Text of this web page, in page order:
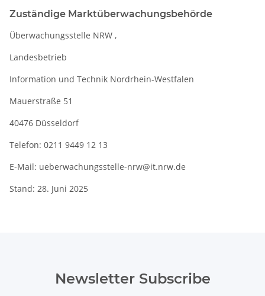
Zuständige Marktüberwachungsbehörde
Überwachungsstelle NRW ,
Landesbetrieb
Information und Technik Nordrhein-Westfalen
Mauerstraße 51
40476 Düsseldorf
Telefon: 0211 9449 12 13
E-Mail: ueberwachungsstelle-nrw@it.nrw.de
Stand: 28. Juni 2025
Newsletter Subscribe